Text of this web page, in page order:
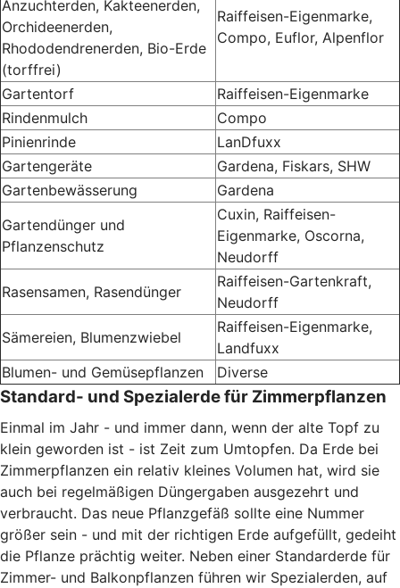
Anzuchterden, Kakteenerden,
Orchideenerden,
Rhododendrenerden, Bio-Erde
(torffrei)
Raiffeisen-Eigenmarke,
Compo, Euflor, Alpenflor
Gartentorf
Raiffeisen-Eigenmarke
Rindenmulch
Compo
Pinienrinde
LanDfuxx
Gartengeräte
Gardena, Fiskars, SHW
Gartenbewässerung
Gardena
Gartendünger und
Pflanzenschutz
Cuxin, Raiffeisen-
Eigenmarke, Oscorna,
Neudorff
Rasensamen, Rasendünger
Raiffeisen-Gartenkraft,
Neudorff
Sämereien, Blumenzwiebel
Raiffeisen-Eigenmarke,
Landfuxx
Blumen- und Gemüsepflanzen
Diverse
Standard- und Spezialerde für Zimmerpflanzen
Einmal im Jahr - und immer dann, wenn der alte Topf zu
klein geworden ist - ist Zeit zum Umtopfen. Da Erde bei
Zimmerpflanzen ein relativ kleines Volumen hat, wird sie
auch bei regelmäßigen Düngergaben ausgezehrt und
verbraucht. Das neue Pflanzgefäß sollte eine Nummer
größer sein - und mit der richtigen Erde aufgefüllt, gedeiht
die Pflanze prächtig weiter. Neben einer Standarderde für
Zimmer- und Balkonpflanzen führen wir Spezialerden, auf